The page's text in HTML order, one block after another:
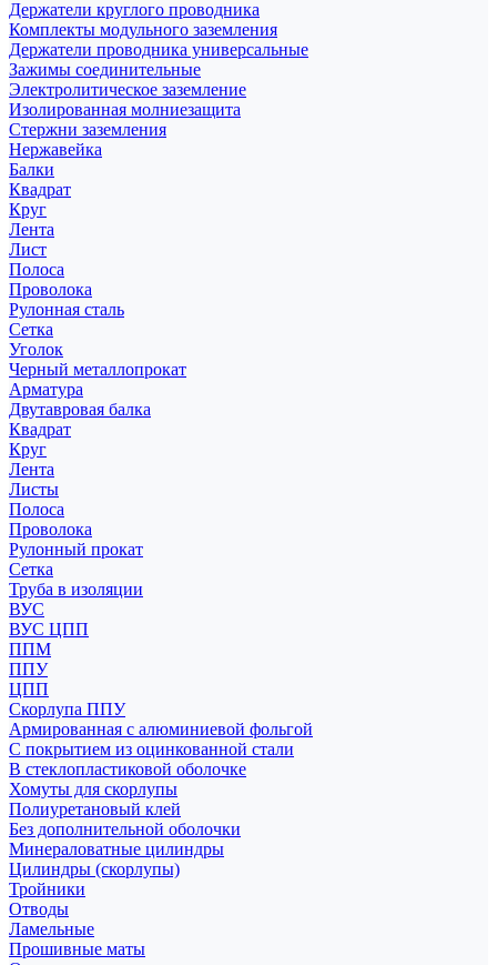
Держатели круглого проводника
Комплекты модульного заземления
Держатели проводника универсальные
Зажимы соединительные
Электролитическое заземление
Изолированная молниезащита
Стержни заземления
Нержавейка
Балки
Квадрат
Круг
Лента
Лист
Полоса
Проволока
Рулонная сталь
Сетка
Уголок
Черный металлопрокат
Арматура
Двутавровая балка
Квадрат
Круг
Лента
Листы
Полоса
Проволока
Рулонный прокат
Сетка
Труба в изоляции
ВУС
ВУС ЦПП
ППМ
ППУ
ЦПП
Скорлупа ППУ
Армированная с алюминиевой фольгой
С покрытием из оцинкованной стали
В стеклопластиковой оболочке
Хомуты для скорлупы
Полиуретановый клей
Без дополнительной оболочки
Минераловатные цилиндры
Цилиндры (скорлупы)
Тройники
Отводы
Ламельные
Прошивные маты